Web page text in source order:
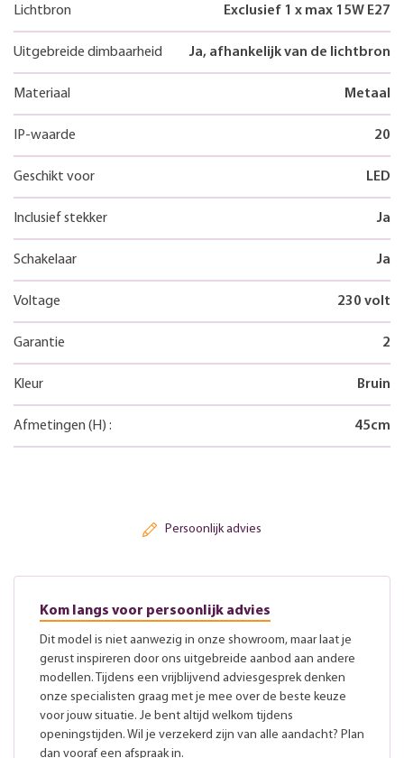
Lichtbron Exclusief 1 x max 15W E27
Uitgebreide dimbaarheid Ja, afhankelijk van de lichtbron
Materiaal Metaal
IP-waarde 20
Geschikt voor LED
Inclusief stekker Ja
Schakelaar Ja
Voltage 230 volt
Garantie 2
Kleur Bruin
Afmetingen (H) : 45cm
Persoonlijk advies
Kom langs voor persoonlijk advies
Dit model is niet aanwezig in onze showroom, maar laat je
gerust inspireren door ons uitgebreide aanbod aan andere
modellen. Tijdens een vrijblijvend adviesgesprek denken
onze specialisten graag met je mee over de beste keuze
voor jouw situatie. Je bent altijd welkom tijdens
openingstijden. Wil je verzekerd zijn van alle aandacht? Plan
dan vooraf een afspraak in.